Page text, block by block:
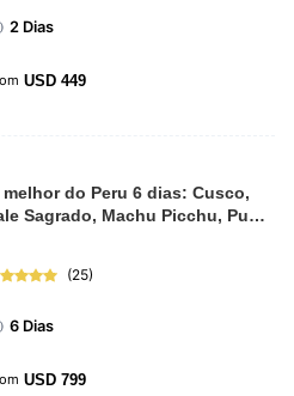
2 Dias
USD 449
melhor do Peru 6 dias: Cusco,
Sagrado, Machu Picchu, Puno
(25)
6 Dias
USD 799